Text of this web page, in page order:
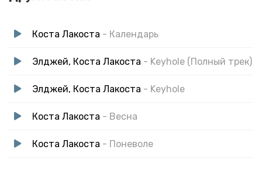
Коста Лакоста - Календарь
Элджей, Коста Лакоста - Keyhole (Полный трек)
Элджей, Коста Лакоста - Keyhole
Коста Лакоста - Весна
Коста Лакоста - Поневоле